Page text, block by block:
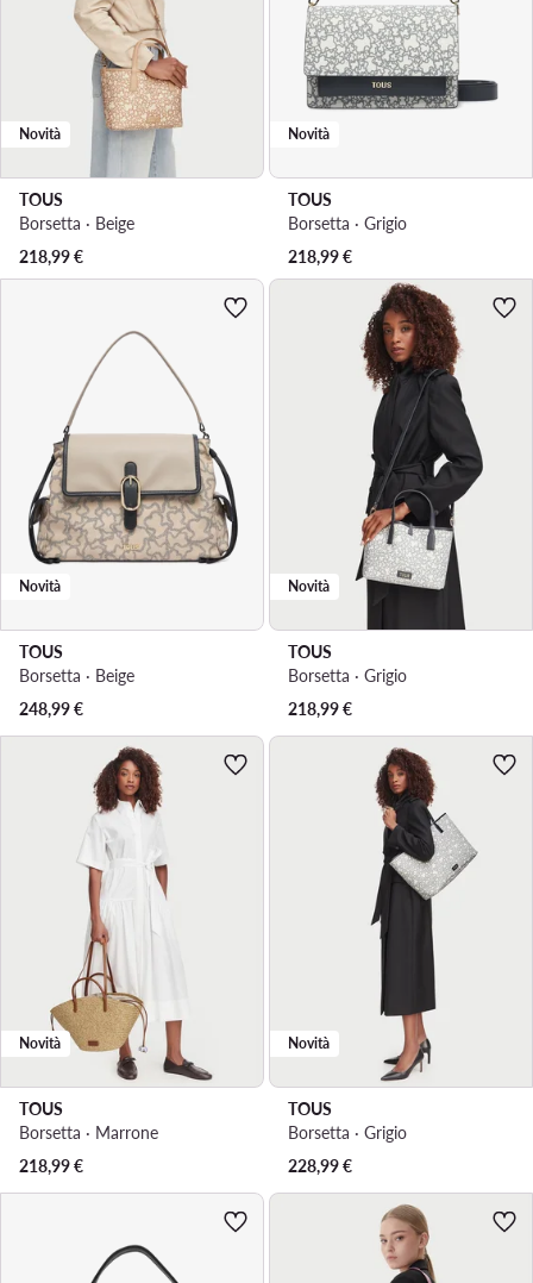
Novità
TOUS
Borsetta · Beige
218,99€
Novità
TOUS
Borsetta · Grigio
218,99€
Novità
TOUS
Borsetta · Beige
248,99€
Novità
TOUS
Borsetta · Grigio
218,99€
Novità
TOUS
Borsetta · Marrone
218,99€
Novità
TOUS
Borsetta · Grigio
228,99€